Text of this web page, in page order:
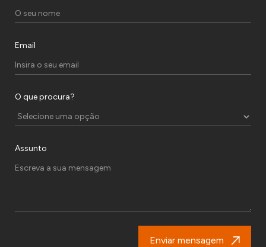
Email
O que procura?
Assunto
Enviar mensagem